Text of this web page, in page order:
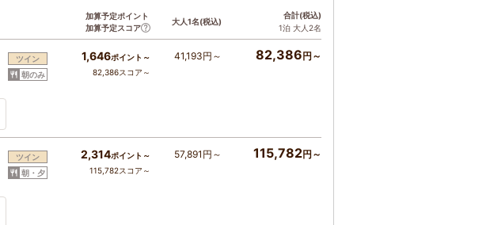
加算予定ポイント
加算予定スコア
大人1名(税込)
合計(税込)
1泊 大人2名
ツイン
朝のみ
1,646ポイント～
82,386スコア～
41,193円～ 82,386円～
ツイン
朝・夕
2,314ポイント～
115,782スコア～
57,891円～ 115,782円～